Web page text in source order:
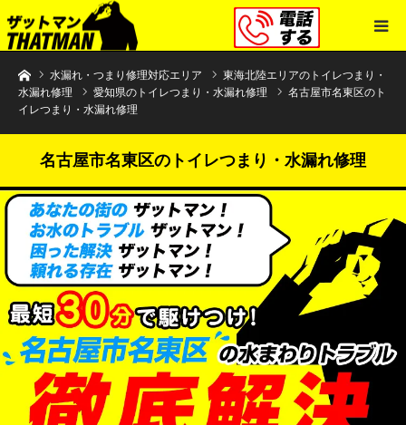
水まわりトラブル解決のザットマン
水漏れ・つまり修理対応エリア
東海北陸エリアのトイレつまり・
水漏れ修理
愛知県のトイレつまり・水漏れ修理
名古屋市名東区のト
イレつまり・水漏れ修理
名古屋市名東区のトイレつまり・水漏れ修理